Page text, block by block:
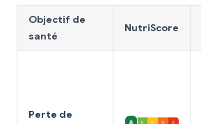
Objectif de
santé
NutriScore
Perte de